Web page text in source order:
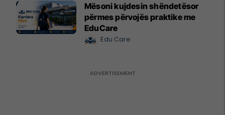
Mësoni kujdesin shëndetësor
përmes përvojës praktike me
EduCare
Edu Care